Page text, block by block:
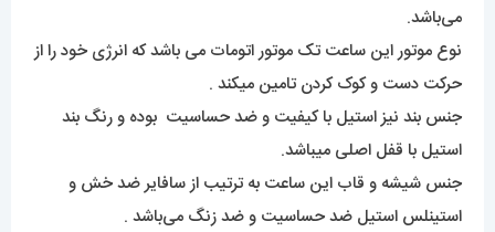
می‌باشد.
نوع موتور این ساعت تک موتور اتومات می باشد که انرژی خود را از
حرکت دست و کوک کردن تامین میکند .
جنس بند نیز استیل با کیفیت و ضد حساسیت بوده و رنگ بند
استیل با قفل اصلی میباشد.
جنس شیشه و قاب این ساعت به ترتیب از سافایر ضد خش و
استینلس استیل ضد حساسیت و ضد زنگ می‌باشد .